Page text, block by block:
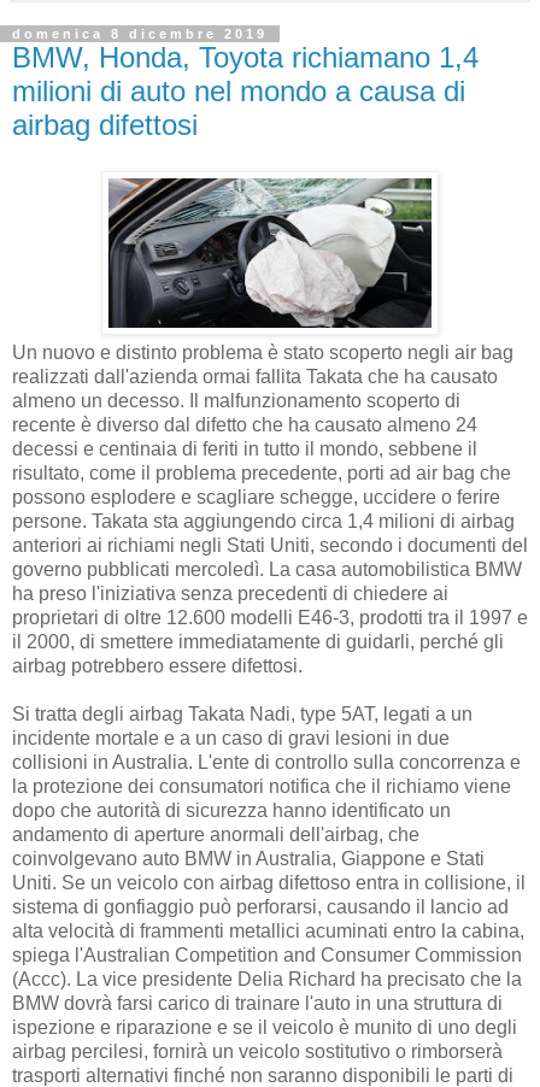
domenica 8 dicembre 2019
BMW, Honda, Toyota richiamano 1,4
milioni di auto nel mondo a causa di
airbag difettosi
Un nuovo e distinto problema è stato scoperto negli air bag
realizzati dall'azienda ormai fallita Takata che ha causato
almeno un decesso. Il malfunzionamento scoperto di
recente è diverso dal difetto che ha causato almeno 24
decessi e centinaia di feriti in tutto il mondo, sebbene il
risultato, come il problema precedente, porti ad air bag che
possono esplodere e scagliare schegge, uccidere o ferire
persone. Takata sta aggiungendo circa 1,4 milioni di airbag
anteriori ai richiami negli Stati Uniti, secondo i documenti del
governo pubblicati mercoledì. La casa automobilistica BMW
ha preso l'iniziativa senza precedenti di chiedere ai
proprietari di oltre 12.600 modelli E46-3, prodotti tra il 1997 e
il 2000, di smettere immediatamente di guidarli, perché gli
airbag potrebbero essere difettosi.
Si tratta degli airbag Takata Nadi, type 5AT, legati a un
incidente mortale e a un caso di gravi lesioni in due
collisioni in Australia. L'ente di controllo sulla concorrenza e
la protezione dei consumatori notifica che il richiamo viene
dopo che autorità di sicurezza hanno identificato un
andamento di aperture anormali dell'airbag, che
coinvolgevano auto BMW in Australia, Giappone e Stati
Uniti. Se un veicolo con airbag difettoso entra in collisione, il
sistema di gonfiaggio può perforarsi, causando il lancio ad
alta velocità di frammenti metallici acuminati entro la cabina,
spiega l'Australian Competition and Consumer Commission
(Accc). La vice presidente Delia Richard ha precisato che la
BMW dovrà farsi carico di trainare l'auto in una struttura di
ispezione e riparazione e se il veicolo è munito di uno degli
airbag percilesi, fornirà un veicolo sostitutivo o rimborserà
trasporti alternativi finché non saranno disponibili le parti di